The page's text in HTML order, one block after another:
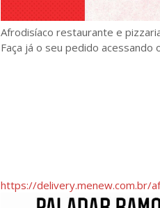
Afrodisíaco restaurante e
Faça já o seu pedido
https://delivery.menew.com.br/